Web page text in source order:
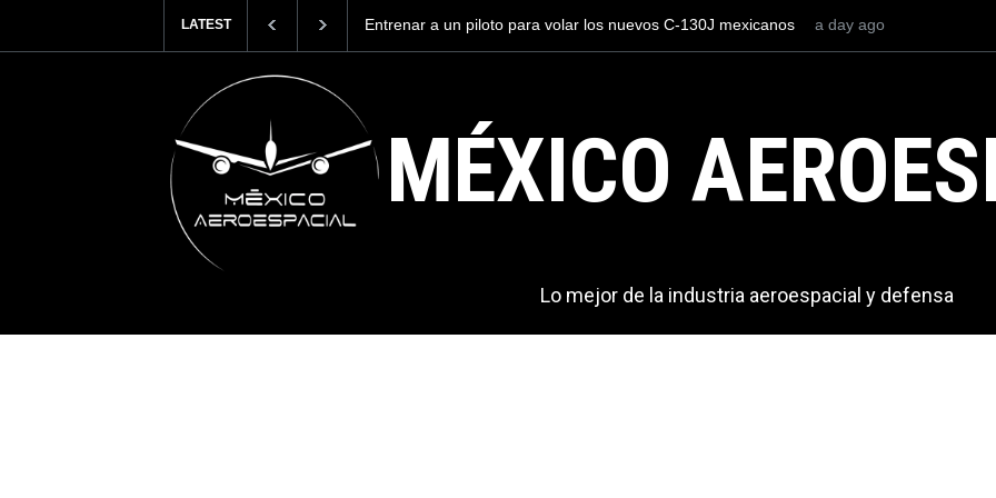
LATEST
Con 35,900 pasajeros el AIFA está entre los aeropuertos con
AICM.
La industria naval
2 days ago
MÉXICO
Lo mejor de la industria aeroespacial y defensa